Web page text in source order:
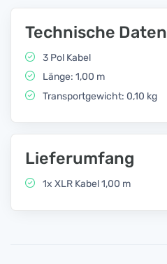
Technische Daten
3 Pol Kabel
Länge: 1,00 m
Transportgewicht: 0,10 kg
Lieferumfang
1x XLR Kabel 1,00 m